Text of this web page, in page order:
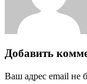
Добавить
Ваш адрес email не